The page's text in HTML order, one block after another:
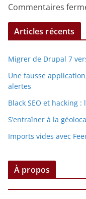
Commentaires
Articles récents
Migrer de Drupal 7
Une fausse
alertes
Black SEO et hacking
S’entraîner à la
Imports vides avec
À propos